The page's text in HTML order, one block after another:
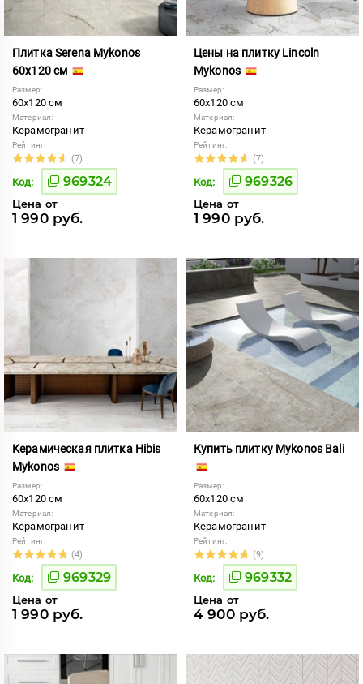
Плитка Serena Mykonos
60x120 см
Размер:
60x120 см
Материал:
Керамогранит
Рейтинг:
(7)
Код: 969324
Цена от
1 990 руб.
Цены на плитку Lincoln
Mykonos
Размер:
60x120 см
Материал:
Керамогранит
Рейтинг:
(7)
Код: 969326
Цена от
1 990 руб.
Керамическая плитка Hibis
Mykonos
Размер:
60x120 см
Материал:
Керамогранит
Рейтинг:
(4)
Код: 969329
Цена от
1 990 руб.
Купить плитку Mykonos Bali
Размер:
60x120 см
Материал:
Керамогранит
Рейтинг:
(9)
Код: 969332
Цена от
4 900 руб.